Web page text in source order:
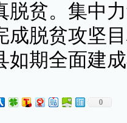
脱贫。集中
成脱贫攻坚
如期全面建
0